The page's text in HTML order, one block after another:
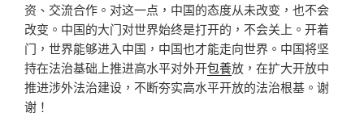
资、交流合作。对这一点，中国的态度从未改变，也不会
改变。中国的大门对世界始终是打开的，不会关上。开着
门，世界能够进入中国，中国也才能走向世界。中国将坚
持在法治基础上推进高水平对外开包養放，在扩大开放中
推进涉外法治建设，不断夯实高水平开放的法治根基。谢
谢！